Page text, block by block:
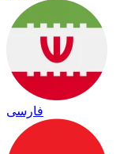
فارسی